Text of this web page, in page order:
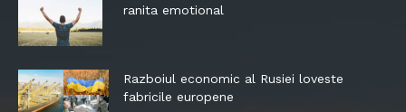
ranita emotional
Razboiul economic al Rusiei loveste
fabricile europene